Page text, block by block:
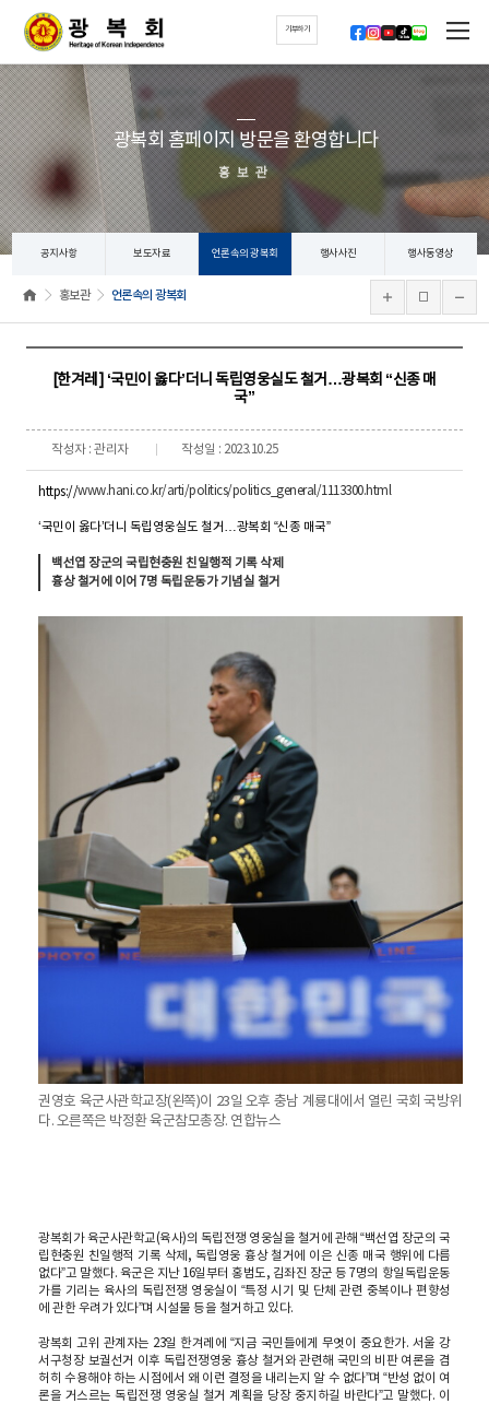
기부하기
광복회 홈페이지 방문을 환영합니다
홍보관
공지사항 보도자료 언론속의 광복회 행사사진 행사동영상
홍보관 언론속의 광복회
[한겨레] ‘국민이 옳다’더니 독립영웅실도 철거…광복회 “신종 매
국”
작성자 : 관리자 작성일 : 2023.10.25
https://www.hani.co.kr/arti/politics/politics_general/1113300.html
‘국민이 옳다’더니 독립영웅실도 철거…광복회 “신종 매국”
백선엽 장군의 국립현충원 친일행적 기록 삭제
흉상 철거에 이어 7명 독립운동가 기념실 철거
권영호 육군사관학교장(왼쪽)이 23일 오후 충남 계룡대에서 열린 국회 국방위원
다. 오른쪽은 박정환 육군참모총장. 연합뉴스
광복회가 육군사관학교(육사)의 독립전쟁 영웅실을 철거에 관해 “백선엽 장군의 국
립현충원 친일행적 기록 삭제, 독립영웅 흉상 철거에 이은 신종 매국 행위에 다름
없다”고 말했다. 육군은 지난 16일부터 홍범도, 김좌진 장군 등 7명의 항일독립운동
가를 기리는 육사의 독립전쟁 영웅실이 “특정 시기 및 단체 관련 중복이나 편향성
에 관한 우려가 있다”며 시설물 등을 철거하고 있다.
광복회 고위 관계자는 23일 한겨레에 “지금 국민들에게 무엇이 중요한가. 서울 강
서구청장 보궐선거 이후 독립전쟁영웅 흉상 철거와 관련해 국민의 비판 여론을 겸
허히 수용해야 하는 시점에서 왜 이런 결정을 내리는지 알 수 없다”며 “반성 없이 여
론을 거스르는 독립전쟁 영웅실 철거 계획을 당장 중지하길 바란다”고 말했다. 이